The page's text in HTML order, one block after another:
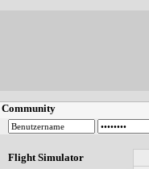
Community
Flight Simulator